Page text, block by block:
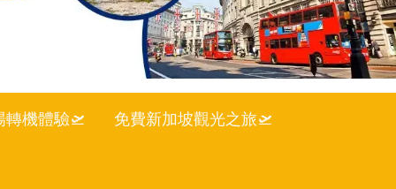
轉機體驗🛫 免費新加坡觀光之旅🛫